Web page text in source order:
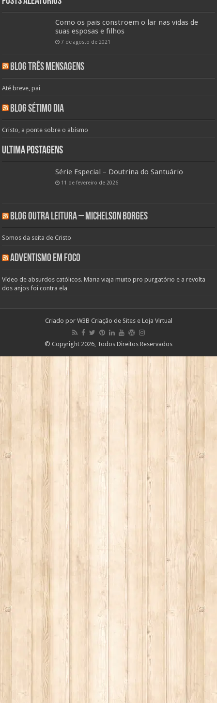
Como os pais constroem o lar nas vidas de
suas esposas e filhos
7 de agosto de 2021
Blog Três Mensagens
Até breve, pai
Blog Sétimo Dia
Cristo, a ponte sobre o abismo
Ultima Postagens
Série Especial – Doutrina do Santuário
11 de fevereiro de 2026
Blog Outra Leitura – Michelson Borges
Somos da seita de Cristo
Adventismo em Foco
Vídeo de absurdos católicos. Maria viaja muito pro purgatório e a revolta
dos anjos foi contra ela
Criado por W3B Criação de Sites e Loja Virtual
© Copyright 2026, Todos Direitos Reservados